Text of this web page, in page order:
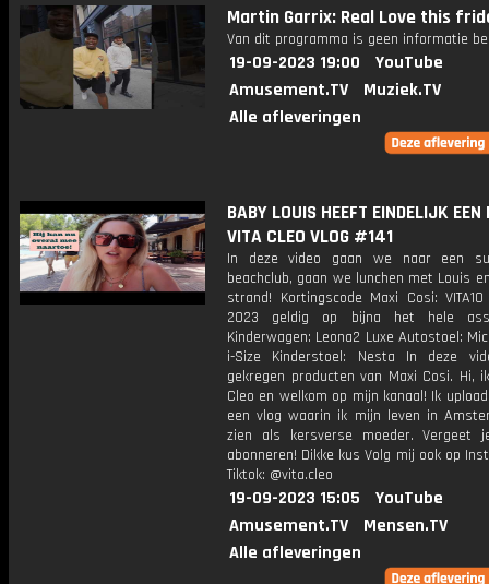
Martin Garrix: Real Love this
Van dit programma is geen informatie
19-09-2023 19:00
YouTube
Amusement.TV
Muziek.TV
Alle afleveringen
BABY LOUIS HEEFT EINDELIJK EEN
VITA CLEO VLOG #141
In deze video gaan we naar een
beachclub, gaan we lunchen met Louis
strand! Kortingscode Maxi Cosi:
2023 geldig op bijna het hele
Kinderwagen: Leona2 Luxe Autostoel:
i-Size Kinderstoel: Nesta In deze
gekregen producten van Maxi Cosi. Hi,
Cleo en welkom op mijn kanaal! Ik
een vlog waarin ik mijn leven in
zien als kersverse moeder. Vergeet
abonneren! Dikke kus Volg mij ook op
Tiktok: @vita.cleo
19-09-2023 15:05
YouTube
Amusement.TV
Mensen.TV
Alle afleveringen